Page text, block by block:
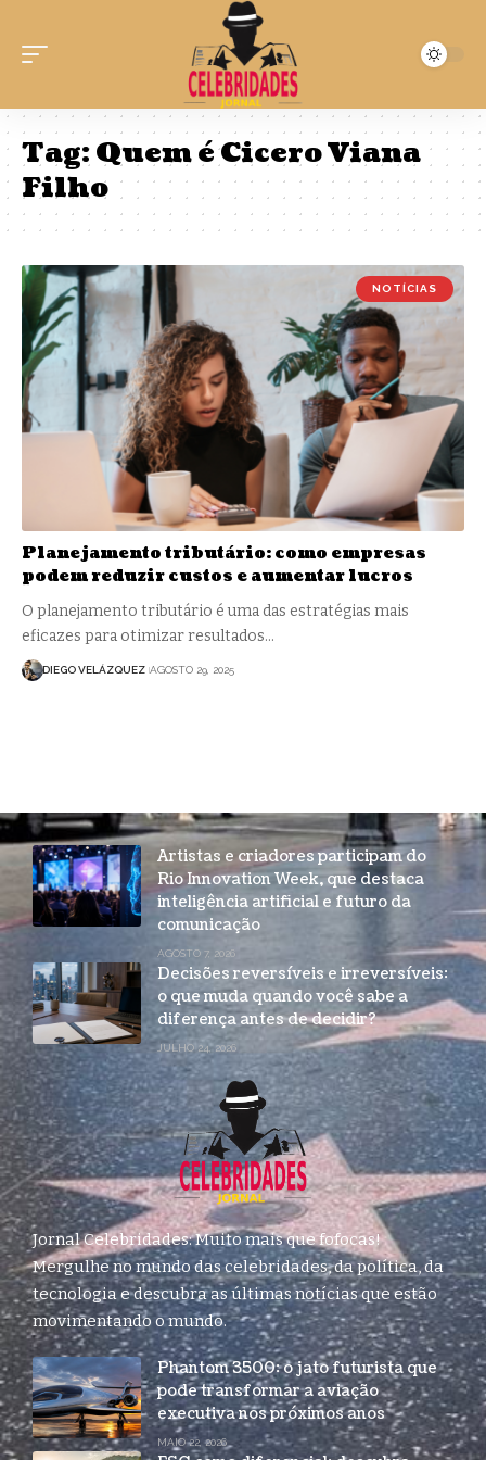
Tag:Quem é Cicero Viana
Filho
NOTÍCIAS
Planejamento tributário: como empresas
podem reduzir custos e aumentar lucros
O planejamento tributário é uma das estratégias mais
eficazes para otimizar resultados…
DIEGO VELÁZQUEZ AGOSTO 29, 2025
Artistas e criadores participam do
Rio Innovation Week, que destaca
inteligência artificial e futuro da
comunicação
AGOSTO 7, 2026
Decisões reversíveis e irreversíveis:
o que muda quando você sabe a
diferença antes de decidir?
JULHO 24, 2026
Jornal Celebridades: Muito mais que fofocas!
Mergulhe no mundo das celebridades, da política, da
tecnologia e descubra as últimas notícias que estão
movimentando o mundo.
Phantom 3500: o jato futurista que
pode transformar a aviação
executiva nos próximos anos
MAIO 22, 2026